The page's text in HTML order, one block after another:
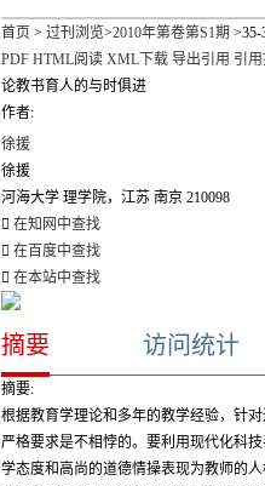
首页 > 过刊浏览>2010年第卷第S1期 >35-
PDF HTML阅读 XML下载 导出引用 引
论教书育人的与时俱进
作者:
徐援
徐援
河海大学 理学院，江苏 南京 210098
在知网中查找
在百度中查找
在本站中查找
摘要 访问统计
摘要:
根据教育学理论和多年的教学经验，针
严格要求是不相悖的。要利用现代化科
学态度和高尚的道德情操表现为教师的